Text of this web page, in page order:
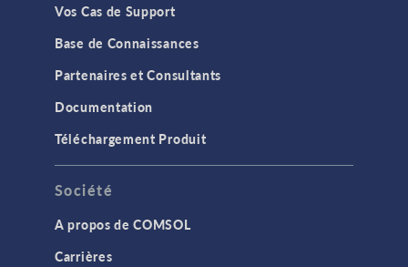
Vos Cas de Support
Base de Connaissances
Partenaires et Consultants
Documentation
Téléchargement Produit
Société
A propos de COMSOL
Carrières